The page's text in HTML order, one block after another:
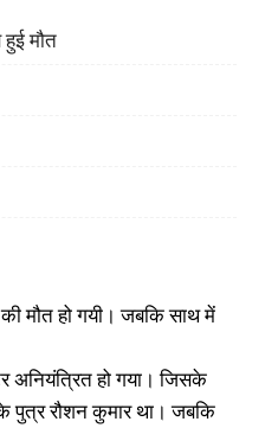
मौत
मौत हो गयी। जबकि साथ में
अनियंत्रित हो गया। जिसके
पुत्र रौशन कुमार था। जबकि